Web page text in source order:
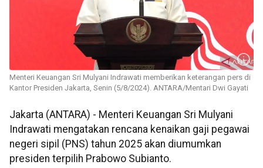
Menteri Keuangan Sri Mulyani Indrawati memberikan keterangan pers di
Kantor Presiden Jakarta, Senin (5/8/2024). ANTARA/Mentari Dwi Gayati
Jakarta (ANTARA) - Menteri Keuangan Sri Mulyani
Indrawati mengatakan rencana kenaikan gaji pegawai
negeri sipil (PNS) tahun 2025 akan diumumkan
presiden terpilih Prabowo Subianto.